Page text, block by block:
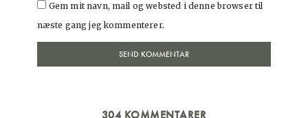
Gem mit navn, mail og websted i denne browser til
næste gang jeg kommenterer.
304 KOMMENTARER